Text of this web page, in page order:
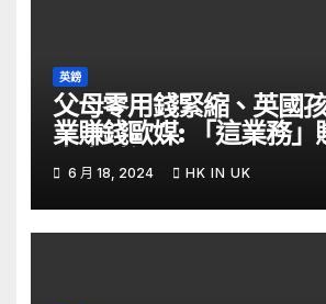
英鎊
父母零用錢緊縮、英國
業賺錢歐媒: 「這業務」
自由財經
6 月 18, 2024 HK IN UK